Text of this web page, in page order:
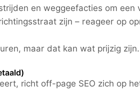
en weggeefacties om een
zijn – reageer op
maar dat kan wat prijzig
richt off-page SEO zich op